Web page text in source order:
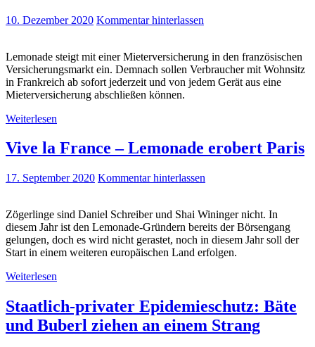
10. Dezember 2020 Kommentar hinterlassen
Lemonade steigt mit einer Mieterversicherung in den französischen
Versicherungsmarkt ein. Demnach sollen Verbraucher mit Wohnsitz
in Frankreich ab sofort jederzeit und von jedem Gerät aus eine
Mieterversicherung abschließen können.
Weiterlesen
Vive la France – Lemonade erobert Paris
17. September 2020 Kommentar hinterlassen
Zögerlinge sind Daniel Schreiber und Shai Wininger nicht. In
diesem Jahr ist den Lemonade-Gründern bereits der Börsengang
gelungen, doch es wird nicht gerastet, noch in diesem Jahr soll der
Start in einem weiteren europäischen Land erfolgen.
Weiterlesen
Staatlich-privater Epidemieschutz: Bäte
und Buberl ziehen an einem Strang